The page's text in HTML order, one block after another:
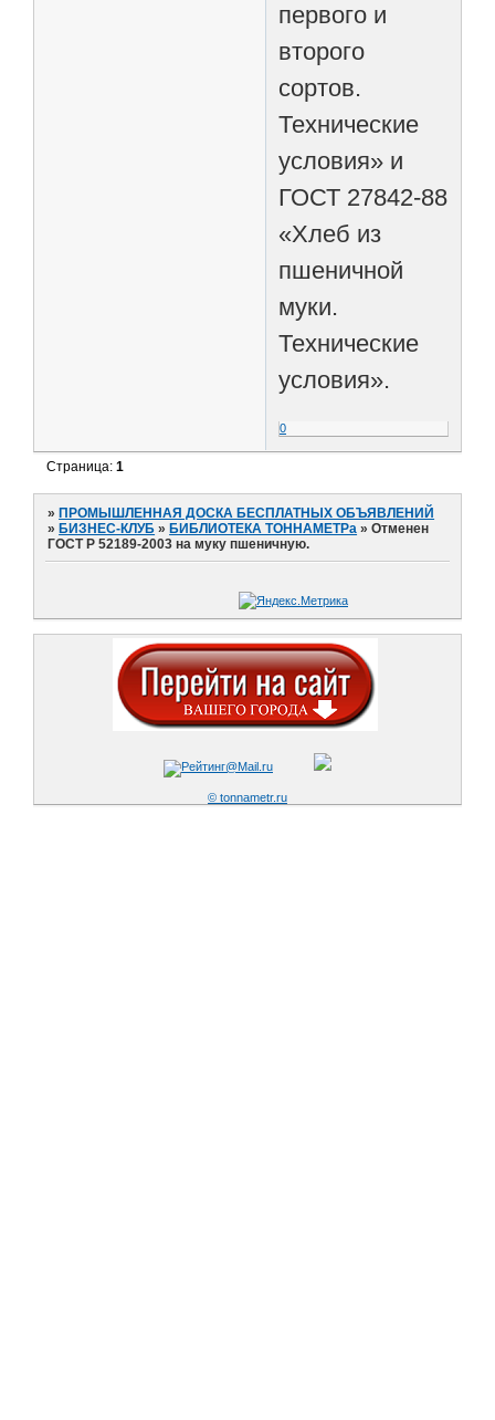
первого и
второго
сортов.
Технические
условия» и
ГОСТ 27842-88
«Хлеб из
пшеничной
муки.
Технические
условия».
0
Страница:1
» ПРОМЫШЛЕННАЯ ДОСКА БЕСПЛАТНЫХ ОБЪЯВЛЕНИЙ
» БИЗНЕС-КЛУБ » БИБЛИОТЕКА ТОННАМЕТРа »Отменен
ГОСТ Р 52189-2003 на муку пшеничную.
© tonnametr.ru